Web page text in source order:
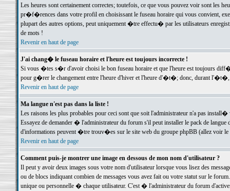
Les heures sont certainement correctes; toutefois, ce que vous pouvez voir sont
pr�f�rences dans votre profil en choisissant le fuseau horaire qui vous convient,
plupart des autres options, peut uniquement �tre effectu� par les utilisateurs
de mots !
Revenir en haut de page
J'ai chang� le fuseau horaire et l'heure est toujours incorrecte !
Si vous �tes s�r d'avoir choisi le bon fuseau horaire et que l'heure est toujours
pour g�rer le changement entre l'heure d'hiver et l'heure d'�t�; donc, durant
Revenir en haut de page
Ma langue n'est pas dans la liste !
Les raisons les plus probables pour ceci sont que soit l'administrateur n'a pas
Essayez de demander � l'administrateur du forum s'il peut installer le pack de
d'informations peuvent �tre trouv�es sur le site web du groupe phpBB (allez voir le
Revenir en haut de page
Comment puis-je montrer une image en dessous de mon nom d'utilisateur ?
Il peut y avoir deux images sous votre nom d'utilisateur lorsque vous lisez des
ou de blocs indiquant combien de messages vous avez fait ou votre statut sur le
unique ou personnelle � chaque utilisateur. C'est � l'administrateur du forum